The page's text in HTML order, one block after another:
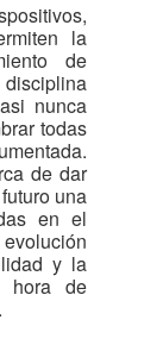
la
de
nunca
todas
de dar
una
en el
y la
hora de